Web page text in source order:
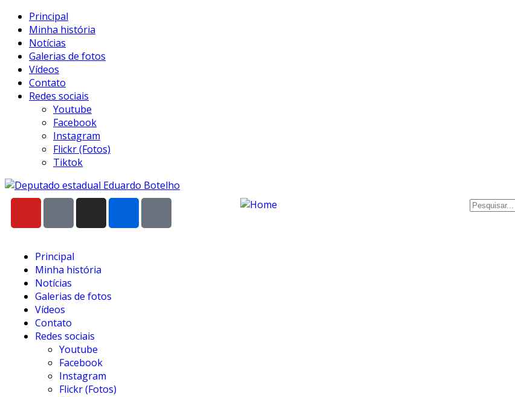
Principal
Minha história
Notícias
Galerias de fotos
Vídeos
Contato
Redes sociais
Youtube
Facebook
Instagram
Flickr (Fotos)
Tiktok
Principal
Minha história
Notícias
Galerias de fotos
Vídeos
Contato
Redes sociais
Youtube
Facebook
Instagram
Flickr (Fotos)